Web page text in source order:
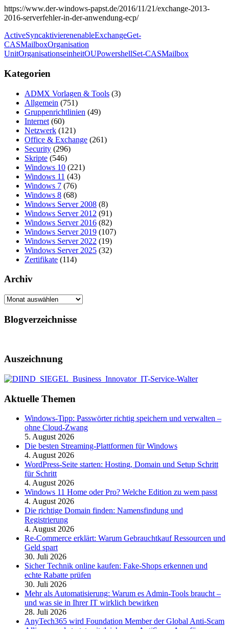
https://www.der-windows-papst.de/2016/11/21/exchange-2013-
2016-serverfehler-in-der-anwendung-ecp/
ActiveSyncaktivierenenableExchangeGet-
CASMailboxOrganisation
UnitOrganisationseinheitOUPowershellSet-CASMailbox
Kategorien
ADMX Vorlagen & Tools (3)
Allgemein (751)
Gruppenrichtlinien (49)
Internet (60)
Netzwerk (121)
Office & Exchange (261)
Security (296)
Skripte (546)
Windows 10 (221)
Windows 11 (43)
Windows 7 (76)
Windows 8 (68)
Windows Server 2008 (8)
Windows Server 2012 (91)
Windows Server 2016 (82)
Windows Server 2019 (107)
Windows Server 2022 (19)
Windows Server 2025 (32)
Zertifikate (114)
Archiv
Archiv
Blogverzeichnisse
Auszeichnung
Aktuelle Themen
Windows-Tipp: Passwörter richtig speichern und verwalten –
ohne Cloud-Zwang
5. August 2026
Die besten Streaming-Plattformen für Windows
4. August 2026
WordPress-Seite starten: Hosting, Domain und Setup Schritt
für Schritt
4. August 2026
Windows 11 Home oder Pro? Welche Edition zu wem passt
4. August 2026
Die richtige Domain finden: Namensfindung und
Registrierung
4. August 2026
Re-Commerce erklärt: Warum Gebrauchtkauf Ressourcen und
Geld spart
30. Juli 2026
Sicher Technik online kaufen: Fake-Shops erkennen und
echte Rabatte prüfen
30. Juli 2026
Mehr als Automatisierung: Warum es Admin-Tools braucht –
und was sie in Ihrer IT wirklich bewirken
28. Juli 2026
AnyTech365 wird Foundation Member der Global Anti-Scam